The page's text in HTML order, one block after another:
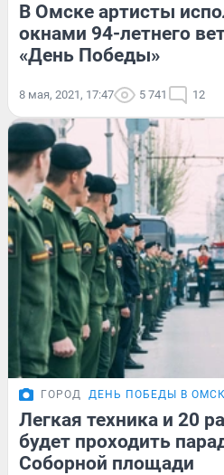
В Омске артисты
окнами 94-летнего
«День Победы»
8 мая, 2021, 17:47 5 741 12
ГОРОД ДЕНЬ ПОБЕДЫ В
Легкая техника и 20
будет проходить
Соборной площади